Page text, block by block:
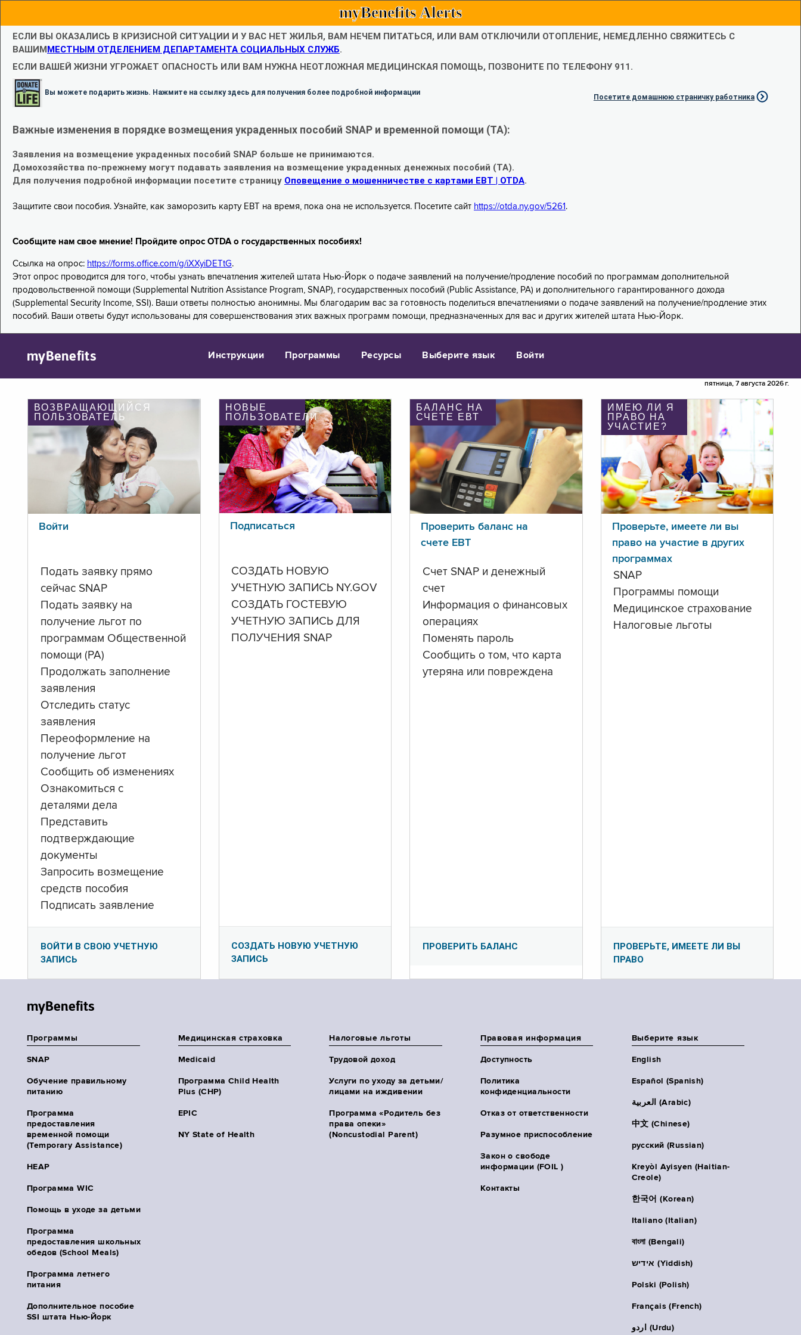
myBenefits Alerts
ЕСЛИ ВЫ ОКАЗАЛИСЬ В КРИЗИСНОЙ СИТУАЦИИ И У ВАС НЕТ ЖИЛЬЯ, ВАМ НЕЧЕМ ПИТАТЬСЯ, ИЛИ ВАМ ОТКЛЮЧИЛИ ОТОПЛЕНИЕ, НЕМЕДЛЕННО СВЯЖИТЕСЬ С
ВАШИММЕСТНЫМ ОТДЕЛЕНИЕМ ДЕПАРТАМЕНТА СОЦИАЛЬНЫХ СЛУЖБ.
ЕСЛИ ВАШЕЙ ЖИЗНИ УГРОЖАЕТ ОПАСНОСТЬ ИЛИ ВАМ НУЖНА НЕОТЛОЖНАЯ МЕДИЦИНСКАЯ ПОМОЩЬ, ПОЗВОНИТЕ ПО ТЕЛЕФОНУ 911.
Вы можете подарить жизнь. Нажмите на ссылку здесь для получения более подробной информации
Посетите домашнюю страничку работника
Важные изменения в порядке возмещения украденных пособий SNAP и временной помощи (TA):
Заявления на возмещение украденных пособий SNAP больше не принимаются.
Домохозяйства по-прежнему могут подавать заявления на возмещение украденных денежных пособий (TA).
Для получения подробной информации посетите страницу Оповещение о мошенничестве с картами EBT | OTDA.
Защитите свои пособия. Узнайте, как заморозить карту EBT на время, пока она не используется. Посетите сайт https://otda.ny.gov/5261 .
Сообщите нам свое мнение! Пройдите опрос OTDA о государственных пособиях!
Ссылка на опрос: https://forms.office.com/g/iXXyiDETtG.
Этот опрос проводится для того, чтобы узнать впечатления жителей штата Нью-Йорк о подаче заявлений на получение/продление пособий по программам дополнительной
продовольственной помощи (Supplemental Nutrition Assistance Program, SNAP), государственных пособий (Public Assistance, PA) и дополнительного гарантированного дохода
(Supplemental Security Income, SSI). Ваши ответы полностью анонимны. Мы благодарим вас за готовность поделиться впечатлениями о подаче заявлений на получение/продление этих
пособий. Ваши ответы будут использованы для совершенствования этих важных программ помощи, предназначенных для вас и других жителей штата Нью-Йорк.
myBenefits Инструкции Программы Ресурсы Выберите язык Войти
пятница, 7 августа 2026 г.
ВОЗВРАЩАЮЩИЙСЯ
ПОЛЬЗОВАТЕЛЬ
Войти
Подать заявку прямо
сейчас SNAP
Подать заявку на
получение льгот по
программам Общественной
помощи (PA)
Продолжать заполнение
заявления
Отследить статус
заявления
Переоформление на
получение льгот
Сообщить об изменениях
Ознакомиться с
деталями дела
Представить
подтверждающие
документы
Запросить возмещение
средств пособия
Подписать заявление
ВОЙТИ В СВОЮ УЧЕТНУЮ
ЗАПИСЬ
НОВЫЕ
ПОЛЬЗОВАТЕЛИ
Подписаться
СОЗДАТЬ НОВУЮ
УЧЕТНУЮ ЗАПИСЬ NY.GOV
СОЗДАТЬ ГОСТЕВУЮ
УЧЕТНУЮ ЗАПИСЬ ДЛЯ
ПОЛУЧЕНИЯ SNAP
СОЗДАТЬ НОВУЮ УЧЕТНУЮ
ЗАПИСЬ
БАЛАНС НА
СЧЕТЕ ЕВТ
Проверить баланс на
счете ЕВТ
Счет SNAP и денежный
счет
Информация о финансовых
операциях
Поменять пароль
Сообщить о том, что карта
утеряна или повреждена
ПРОВЕРИТЬ БАЛАНС
ИМЕЮ ЛИ Я
ПРАВО НА
УЧАСТИЕ?
Проверьте, имеете ли вы
право на участие в других
программах
SNAP
Программы помощи
Медицинское страхование
Налоговые льготы
ПРОВЕРЬТЕ, ИМЕЕТЕ ЛИ ВЫ
ПРАВО
myBenefits
Программы
SNAP
Обучение правильному
питанию
Программа
предоставления
временной помощи
(Temporary Assistance)
HEAP
Программа WIC
Помощь в уходе за детьми
Программа
предоставления школьных
обедов (School Meals)
Программа летнего
питания
Дополнительное пособие
SSI штата Нью-Йорк
Медицинская страховка
Medicaid
Программа Child Health
Plus (CHP)
EPIC
NY State of Health
Налоговые льготы
Трудовой доход
Услуги по уходу за детьми/
лицами на иждивении
Программа «Родитель без
права опеки»
(Noncustodial Parent)
Правовая информация
Доступность
Политика
конфиденциальности
Отказ от ответственности
Разумное приспособление
Закон о свободе
информации (FOIL )
Контакты
Выберите язык
English
Español (Spanish)
العربية (Arabic)
中文 (Chinese)
русский (Russian)
Kreyòl Ayisyen (Haitian-
Creole)
한국어 (Korean)
Italiano (Italian)
বাংলা (Bengali)
אידיש (Yiddish)
Polski (Polish)
Français (French)
اردو (Urdu)